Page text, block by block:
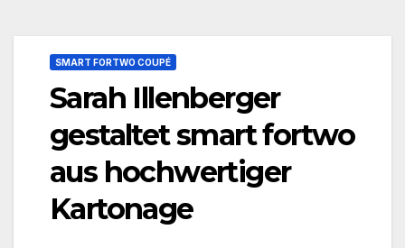
SMART FORTWO COUPÉ
Sarah Illenberger
gestaltet smart fortwo
aus hochwertiger
Kartonage